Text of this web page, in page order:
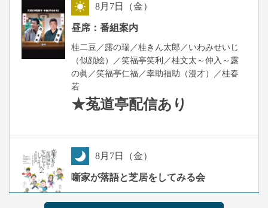
8月 7日（金）
昼席：番組案内
桂二豆／露の瑞／桂きん太郎／いわみせいじ
（似顔絵）／笑福亭笑利／桂文太～仲入～露
の眞／笑福亭仁福／幸助福助（漫才）／桂春
若
★菟道亭配信あり
8月 7日（金）
噺家が落語と芝居をしてみる会
桂米之助／桂団治郎／桂弥太郎／桂米舞／是